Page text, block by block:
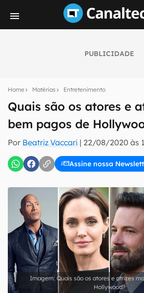
PUBLICIDADE
Home Matérias Entretenimento
Quais são os atores e
bem pagos de
Por Beatriz Vaccari | 22/08/2020 às
Assine nossa
notícias e reviews sobre tecnologia
mão.
E-mail
inscreva-se
Confirmo que li, aceito e concordo com
Uso e Política de Privacidade do
Quais são os atores e atrizes
Hollywood?